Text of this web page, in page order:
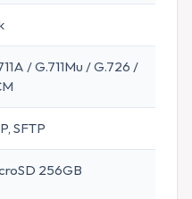
/ G.711Mu / G.726 /
SFTP
256GB